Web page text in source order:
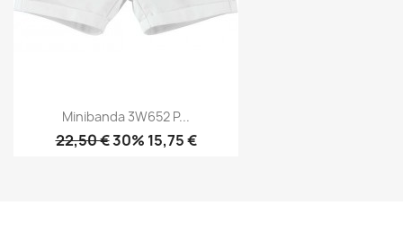
Minibanda 3W652 P...
22,50 €30% 15,75 €